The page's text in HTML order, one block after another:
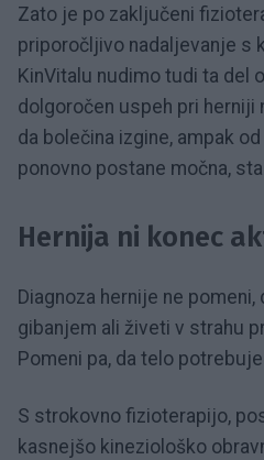
Zato je po zaključeni
priporočljivo nadaljevanje s
KinVitalu nudimo tudi ta del
dolgoročen uspeh pri herniji
da bolečina izgine, ampak
ponovno postane močna,
Hernija ni konec
Diagnoza hernije ne
gibanjem ali živeti v strahu
Pomeni pa, da telo
S strokovno fizioterapijo,
kasnejšo kineziološko